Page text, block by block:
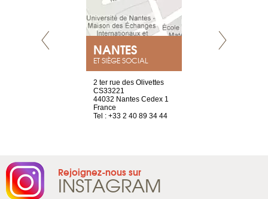
NANTES
ET SIÈGE SOCIAL
2 ter rue des Olivettes
CS33221
44032 Nantes Cedex 1
France
Tel : +33 2 40 89 34 44
Rejoignez-nous sur
INSTAGRAM